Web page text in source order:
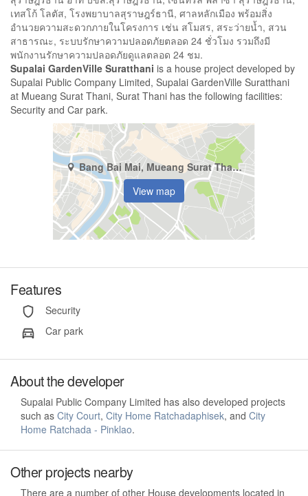
เทสโก้ โลตัส, โรงพยาบาลสุราษฎร์ธานี, ศาลหลักเมือง พร้อมสิ่ง
อำนวยความสะดวกภายในโครงการ เช่น สโมสร, สระว่ายน้ำ, สวน
สาธารณะ, ระบบรักษาความปลอดภัยตลอด 24 ชั่วโมง รวมถึงมี
พนักงานรักษาความปลอดภัยดูแลตลอด 24 ชม.
Supalai GardenVille Suratthani is a house project developed by
Supalai Public Company Limited, Supalai GardenVille Suratthani
at Mueang Surat Thani, Surat Thani has the following facilities:
Security and Car park.
Bang Bai Mai, Mueang Surat Thani, Surat Thani
View map
Features
Security
Car park
About the developer
Supalai Public Company Limited has also developed projects
such as City Court, City Home Ratchadaphisek, and City
Home Ratchada - Pinklao.
Other projects nearby
There are a number of other House developments located in